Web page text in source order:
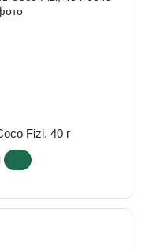
Fizi, 40 г